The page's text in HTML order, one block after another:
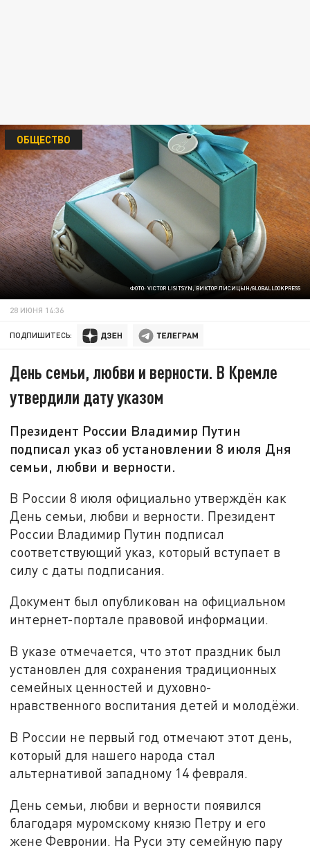
ФОТО: VICTOR LISITSYN, ВИКТОР ЛИСИЦЫН/GLOBALLOOKPRESS
ОБЩЕСТВО
28 ИЮНЯ 14:36
ПОДПИШИТЕСЬ:
День семьи, любви и верности. В Кремле
утвердили дату указом
Президент России Владимир Путин
подписал указ об установлении 8 июля Дня
семьи, любви и верности.
В России 8 июля официально утверждён как
День семьи, любви и верности. Президент
России Владимир Путин подписал
соответствующий указ, который вступает в
силу с даты подписания.
Документ был опубликован на официальном
интернет-портале правовой информации.
В указе отмечается, что этот праздник был
установлен для сохранения традиционных
семейных ценностей и духовно-
нравственного воспитания детей и молодёжи.
В России не первый год отмечают этот день,
который для нашего народа стал
альтернативой западному 14 февраля.
День семьи, любви и верности появился
благодаря муромскому князю Петру и его
жене Февронии. На Руси эту семейную пару